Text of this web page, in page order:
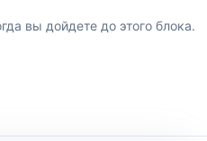
вы дойдете до этого блока.